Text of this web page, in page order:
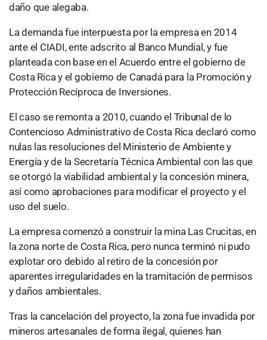
daño que alegaba.
La demanda fue interpuesta por la empresa en 2014
ante el CIADI, ente adscrito al Banco Mundial, y fue
planteada con base en el Acuerdo entre el gobierno de
Costa Rica y el gobierno de Canadá para la Promoción y
Protección Recíproca de Inversiones.
El caso se remonta a 2010, cuando el Tribunal de lo
Contencioso Administrativo de Costa Rica declaró como
nulas las resoluciones del Ministerio de Ambiente y
Energía y de la Secretaría Técnica Ambiental con las que
se otorgó la viabilidad ambiental y la concesión minera,
así como aprobaciones para modificar el proyecto y el
uso del suelo.
La empresa comenzó a construir la mina Las Crucitas, en
la zona norte de Costa Rica, pero nunca terminó ni pudo
explotar oro debido al retiro de la concesión por
aparentes irregularidades en la tramitación de permisos
y daños ambientales.
Tras la cancelación del proyecto, la zona fue invadida por
mineros artesanales de forma ilegal, quienes han